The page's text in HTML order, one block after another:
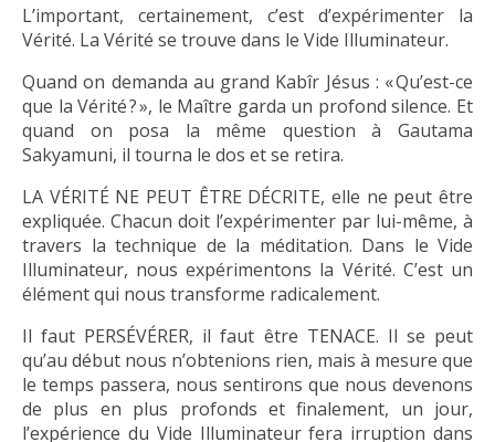
L’important, certainement, c’est d’expérimenter la
Vérité. La Vérité se trouve dans le Vide Illuminateur.
Quand on demanda au grand Kabîr Jésus : « Qu’est-ce
que la Vérité ? », le Maître garda un profond silence. Et
quand on posa la même question à Gautama
Sakyamuni, il tourna le dos et se retira.
LA VÉRITÉ NE PEUT ÊTRE DÉCRITE, elle ne peut être
expliquée. Chacun doit l’expérimenter par lui-même, à
travers la technique de la méditation. Dans le Vide
Illuminateur, nous expérimentons la Vérité. C’est un
élément qui nous transforme radicalement.
Il faut PERSÉVÉRER, il faut être TENACE. Il se peut
qu’au début nous n’obtenions rien, mais à mesure que
le temps passera, nous sentirons que nous devenons
de plus en plus profonds et finalement, un jour,
l’expérience du Vide Illuminateur fera irruption dans